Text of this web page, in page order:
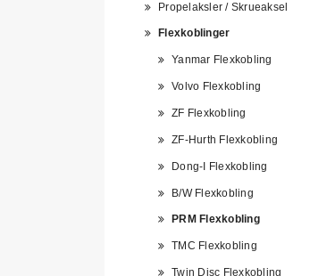
Propelaksler / Skrueaksel
Flexkoblinger
Yanmar Flexkobling
Volvo Flexkobling
ZF Flexkobling
ZF-Hurth Flexkobling
Dong-I Flexkobling
B/W Flexkobling
PRM Flexkobling
TMC Flexkobling
Twin Disc Flexkobling